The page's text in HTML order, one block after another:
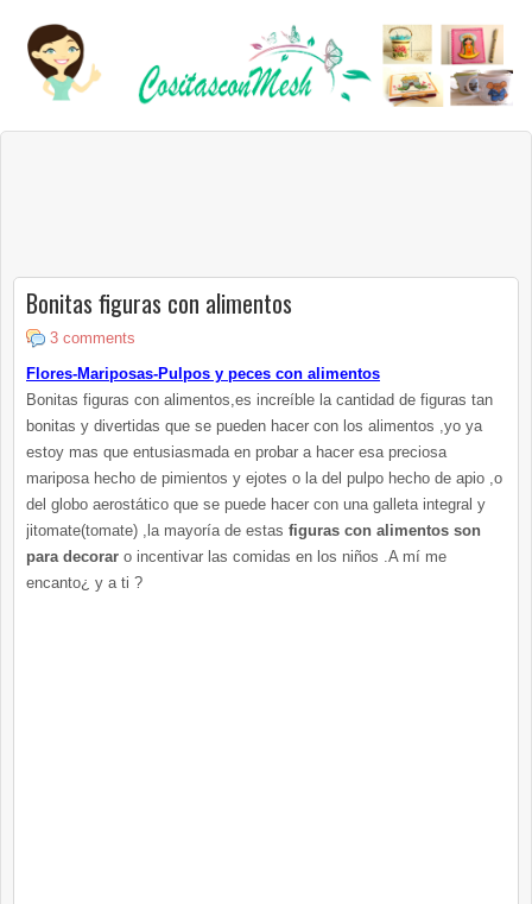
Bonitas figuras con alimentos
3 comments
Flores-Mariposas-Pulpos y peces con alimentos
Bonitas figuras con alimentos,es increíble la cantidad de figuras tan
bonitas y divertidas que se pueden hacer con los alimentos ,yo ya
estoy mas que entusiasmada en probar a hacer esa preciosa
mariposa hecho de pimientos y ejotes o la del pulpo hecho de apio ,o
del globo aerostático que se puede hacer con una galleta integral y
jitomate(tomate) ,la mayoría de estas figuras con alimentos son
para decorar o incentivar las comidas en los niños .A mí me
encanto¿ y a ti ?